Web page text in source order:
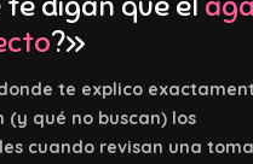
?»
te explico
(y qué no buscan) los
cuando revisan una